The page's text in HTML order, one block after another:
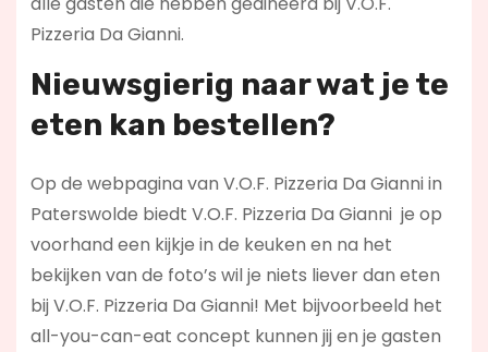
Pizzeria Da Gianni.
Nieuwsgierig naar wat je te
eten kan bestellen?
Op de webpagina van V.O.F. Pizzeria Da Gianni in
Paterswolde biedt V.O.F. Pizzeria Da Gianni je op
voorhand een kijkje in de keuken en na het
bekijken van de foto’s wil je niets liever dan eten
bij V.O.F. Pizzeria Da Gianni! Met bijvoorbeeld het
all-you-can-eat concept kunnen jij en je gasten